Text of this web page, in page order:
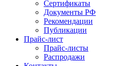
Сертификаты
Документы РФ
Рекомендации
Публикации
Прайс-лист
Прайс-листы
Распродажи